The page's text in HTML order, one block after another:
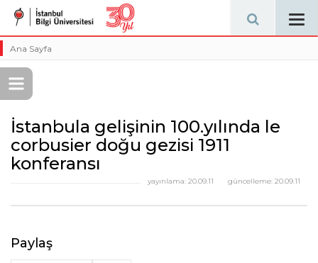
Ana Sayfa
İstanbula gelişinin 100.yılında le
corbusier doğu gezisi 1911
konferansı
güncelleme: 20.09.11
yayınlama: 20.09.11
Paylaş